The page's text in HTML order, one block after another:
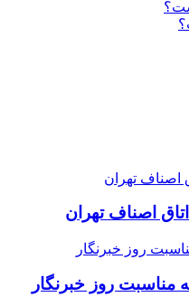
اصناف تهران
مناسبت روز خبرنگار